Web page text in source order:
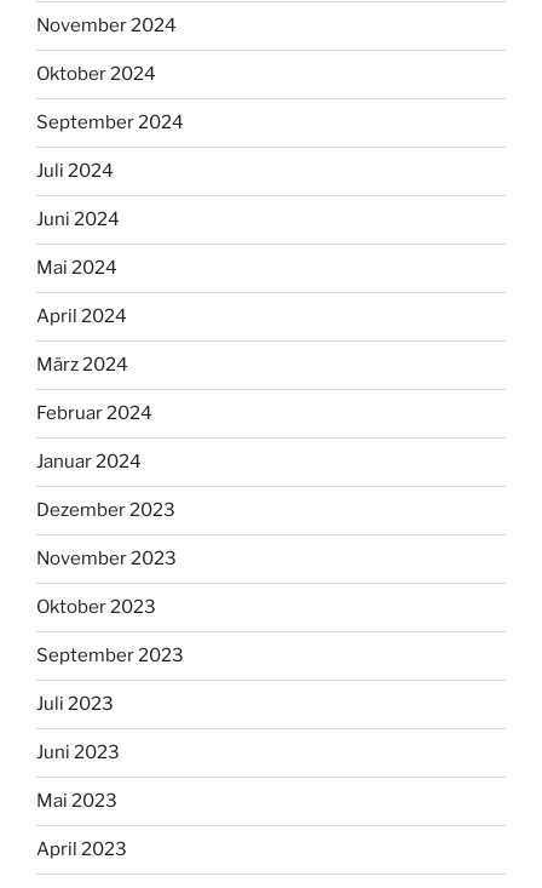
November 2024
Oktober 2024
September 2024
Juli 2024
Juni 2024
Mai 2024
April 2024
März 2024
Februar 2024
Januar 2024
Dezember 2023
November 2023
Oktober 2023
September 2023
Juli 2023
Juni 2023
Mai 2023
April 2023